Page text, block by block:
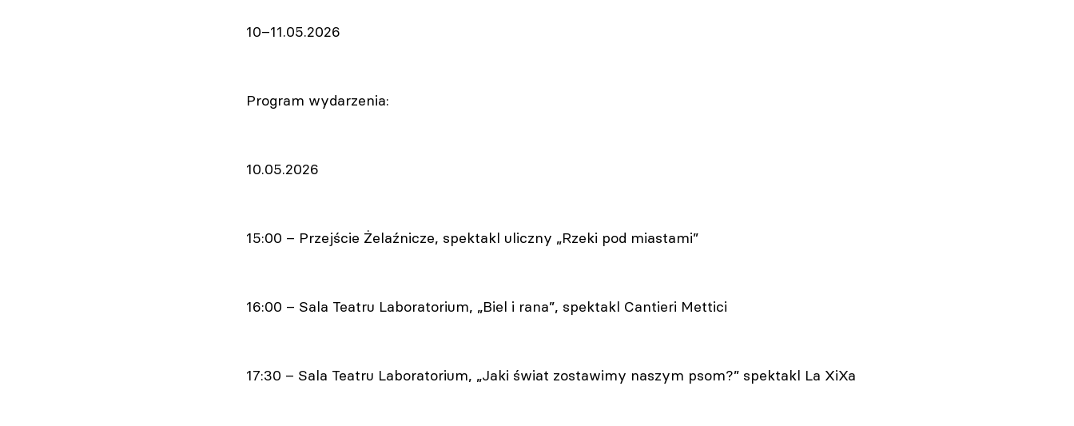
10–11.05.2026
Program wydarzenia:
10.05.2026
15:00 – Przejście Żelaźnicze, spektakl uliczny „Rzeki pod miastami”
16:00 – Sala Teatru Laboratorium, „Biel i rana”, spektakl Cantieri Mettici
17:30 – Sala Teatru Laboratorium, „Jaki świat zostawimy naszym psom?” spektakl La XiXa